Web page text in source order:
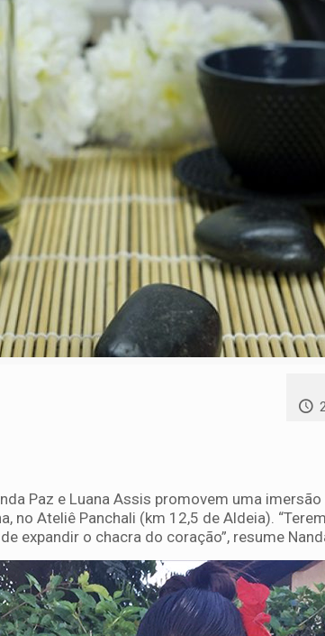
Paz e Luana Assis promovem uma
no Ateliê Panchali (km 12,5 de Aldeia).
expandir o chacra do coração”, resume